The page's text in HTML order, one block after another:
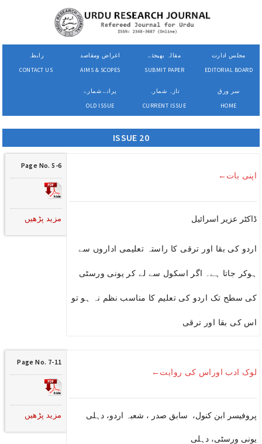
رابطہ
CONTACT US
اغراض ومقاصد
AIMS & SCOPES
مقالہ بھیجئے
SUBMIT PAPER
مجلس ادارت
EDITORIAL BOARD
پرانے شمارے
OLD ISSUE
تازہ شمارہ
CURRENT ISSUE
سر ورق
HOME
ISSUE 20
اپنی بات←
ڈاکٹر عزیر اسرائیل
اردو کی بقا اور ترقی کا راستہ تعلیمی اداروں سے
ہوکر جاتا ہے۔ اگر اسکول سے لے کر یونی ورسٹی
کی سطح تک اردو کی تعلیم کا مناسب نظم نہ ہو تو
اس کی بقا اور ترقی
Page No. 5-6
مزید پڑھیں
لوک ادب اوراس کی روایت←
پروفیسر ابن کنول، سابق صدر ، شعبہ اردو، دہلی
یونی ورسٹی، دہلی
Page No. 7-11
مزید پڑھیں